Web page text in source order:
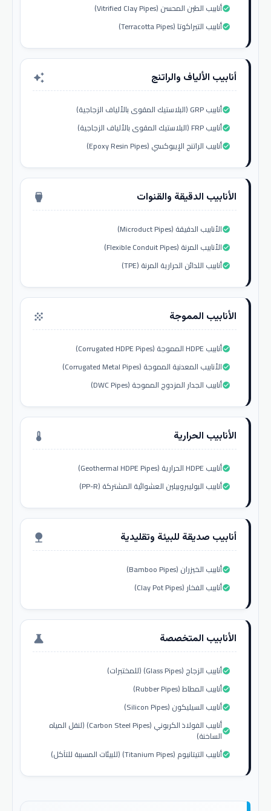
أنابيب الطين المحسن (Vitrified Clay Pipes)check_circle
أنابيب التيراكوتا (Terracotta Pipes)check_circle
أنابيب الألياف والراتنج auto_awesome
أنابيب GRP (البلاستيك المقوى بالألياف الزجاجية)check_circle
أنابيب FRP (البلاستيك المقوى بالألياف الزجاجية)check_circle
أنابيب الراتنج الإيبوكسي (Epoxy Resin Pipes)check_circle
الأنابيب الدقيقة والقنوات settings_input_hdmi
الأنابيب الدقيقة (Microduct Pipes)check_circle
الأنابيب المرنة (Flexible Conduit Pipes)check_circle
أنابيب اللدائن الحرارية المرنة (TPE)check_circle
الأنابيب المموجة grain
أنابيب HDPE المموجة (Corrugated HDPE Pipes)check_circle
الأنابيب المعدنية المموجة (Corrugated Metal Pipes)check_circle
أنابيب الجدار المزدوج المموجة (DWC Pipes)check_circle
الأنابيب الحرارية thermostat
أنابيب HDPE الحرارية (Geothermal HDPE Pipes)check_circle
أنابيب البوليبروبيلين العشوائية المشتركة (PP-R)check_circle
أنابيب صديقة للبيئة وتقليدية nature
أنابيب الخيزران (Bamboo Pipes)check_circle
أنابيب الفخار (Clay Pot Pipes)check_circle
الأنابيب المتخصصة science
أنابيب الزجاج (Glass Pipes) (للمختبرات)check_circle
أنابيب المطاط (Rubber Pipes)check_circle
أنابيب السيليكون (Silicon Pipes)check_circle
أنابيب الفولاذ الكربوني (Carbon Steel Pipes) (لنقل المياه
الساخنة)check_circle
أنابيب التيتانيوم (Titanium Pipes) (للبيئات المسببة للتآكل)check_circle